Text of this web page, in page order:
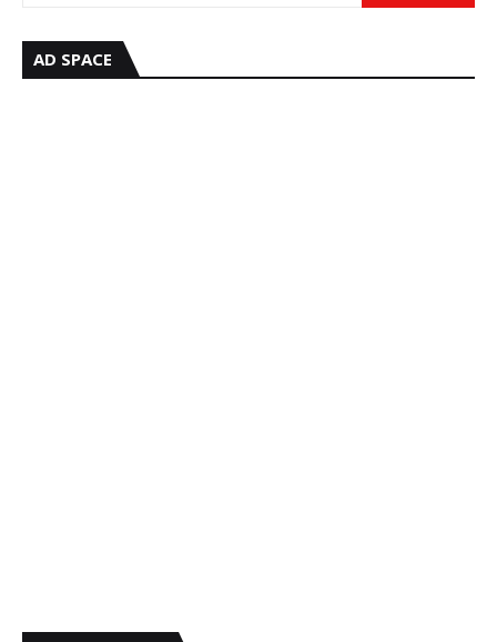
AD SPACE